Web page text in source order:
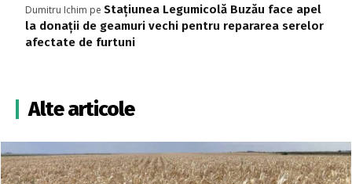
Dumitru Ichim pe Stațiunea Legumicolă Buzău face apel
la donații de geamuri vechi pentru repararea serelor
afectate de furtuni
Alte articole